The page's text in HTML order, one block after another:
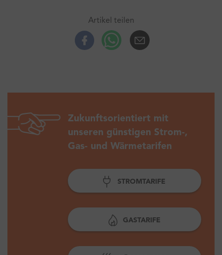
Artikel teilen
FacebookWhatsup
Zukunftsorientiert mit
unseren günstigen Strom-,
Gas- und Wärmetarifen
STROMTARIFE
GASTARIFE